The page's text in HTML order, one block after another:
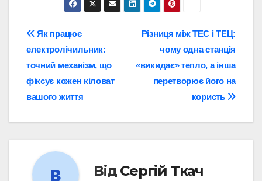
Навігація
записів
Різниця між ТЕС і ТЕЦ:
чому одна станція
«викидає» тепло, а інша
перетворює його на
користь
Як працює
електролічильник:
точний механізм, що
фіксує кожен кіловат
вашого життя
Від Сергій Ткач